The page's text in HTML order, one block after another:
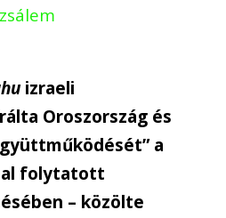
izraeli
Oroszország és
a
folytatott
– közölte